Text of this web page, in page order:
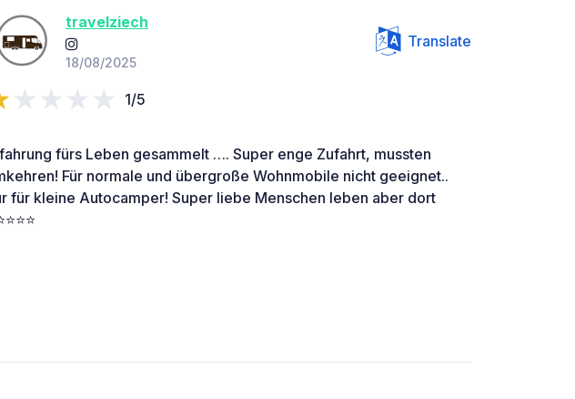
travelziech
18/08/2025
Translate
1/5
fürs Leben gesammelt …. Super enge Zufahrt, mussten
Für normale und übergroße Wohnmobile nicht geeignet..
für kleine Autocamper! Super liebe Menschen leben aber dort